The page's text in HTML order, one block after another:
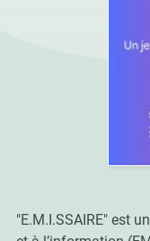
"E.M.I.SSAIRE" est